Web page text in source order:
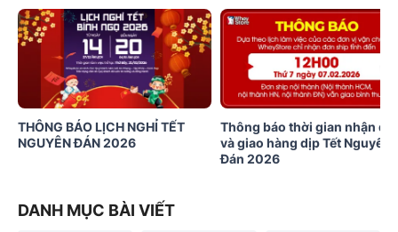
THÔNG BÁO LỊCH NGHỈ TẾT
NGUYÊN ĐÁN 2026
Thông báo thời gian nhận
và giao hàng dịp Tết Nguyên
Đán 2026
DANH MỤC BÀI VIẾT